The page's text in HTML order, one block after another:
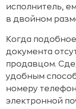
исполнитель,
в двойном
Когда
документа
продавцом.
удобным
номеру
электронной